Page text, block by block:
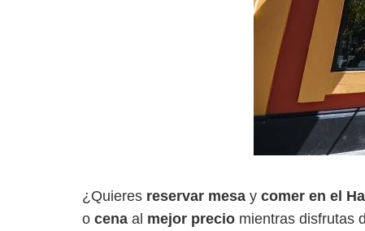
¿Quieres reservar mesay comer en el
o cenaal mejor preciomientras disfrutas